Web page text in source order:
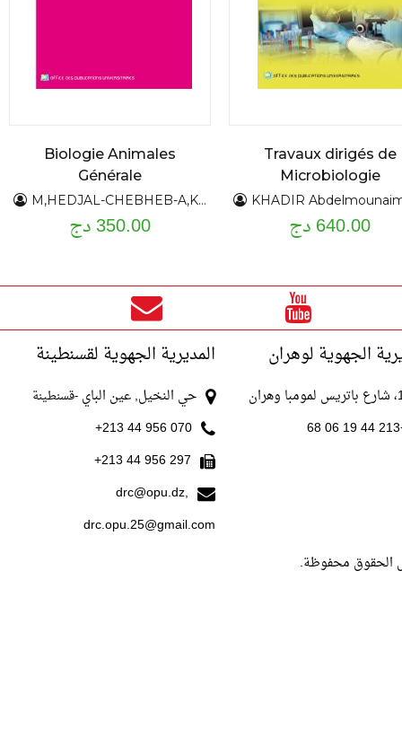
Travaux dirigés de
Microbiologie
KHADIR Abdelmounaim -BENDAHOU Mourad -BENBELAID Fethi -SENOUCI BEREKSI Mohamed-ABDELOUAHID
640.00 دج
Biologie Animales
Générale
M,HEDJAL-CHEBHEB-A,KELLOUCHE - T T ,AMROUN
350.00 دج
الجهوية لوهران المديرية الجهوية لقسنطينة
حي النخيل, عين الباي -قسنطينة
070 956 44 213+
297 956 44 213+
drc@opu.dz,
drc.opu.25@gmail.com
الحقوق محفوظة.